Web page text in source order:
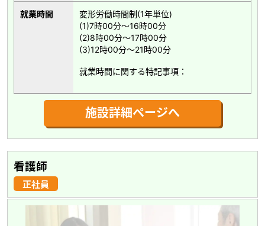
就業時間
変形労働時間制(1年単位)
(1)7時00分～16時00分
(2)8時00分～17時00分
(3)12時00分～21時00分
就業時間に関する特記事項：
施設詳細ページへ
看護師
正社員